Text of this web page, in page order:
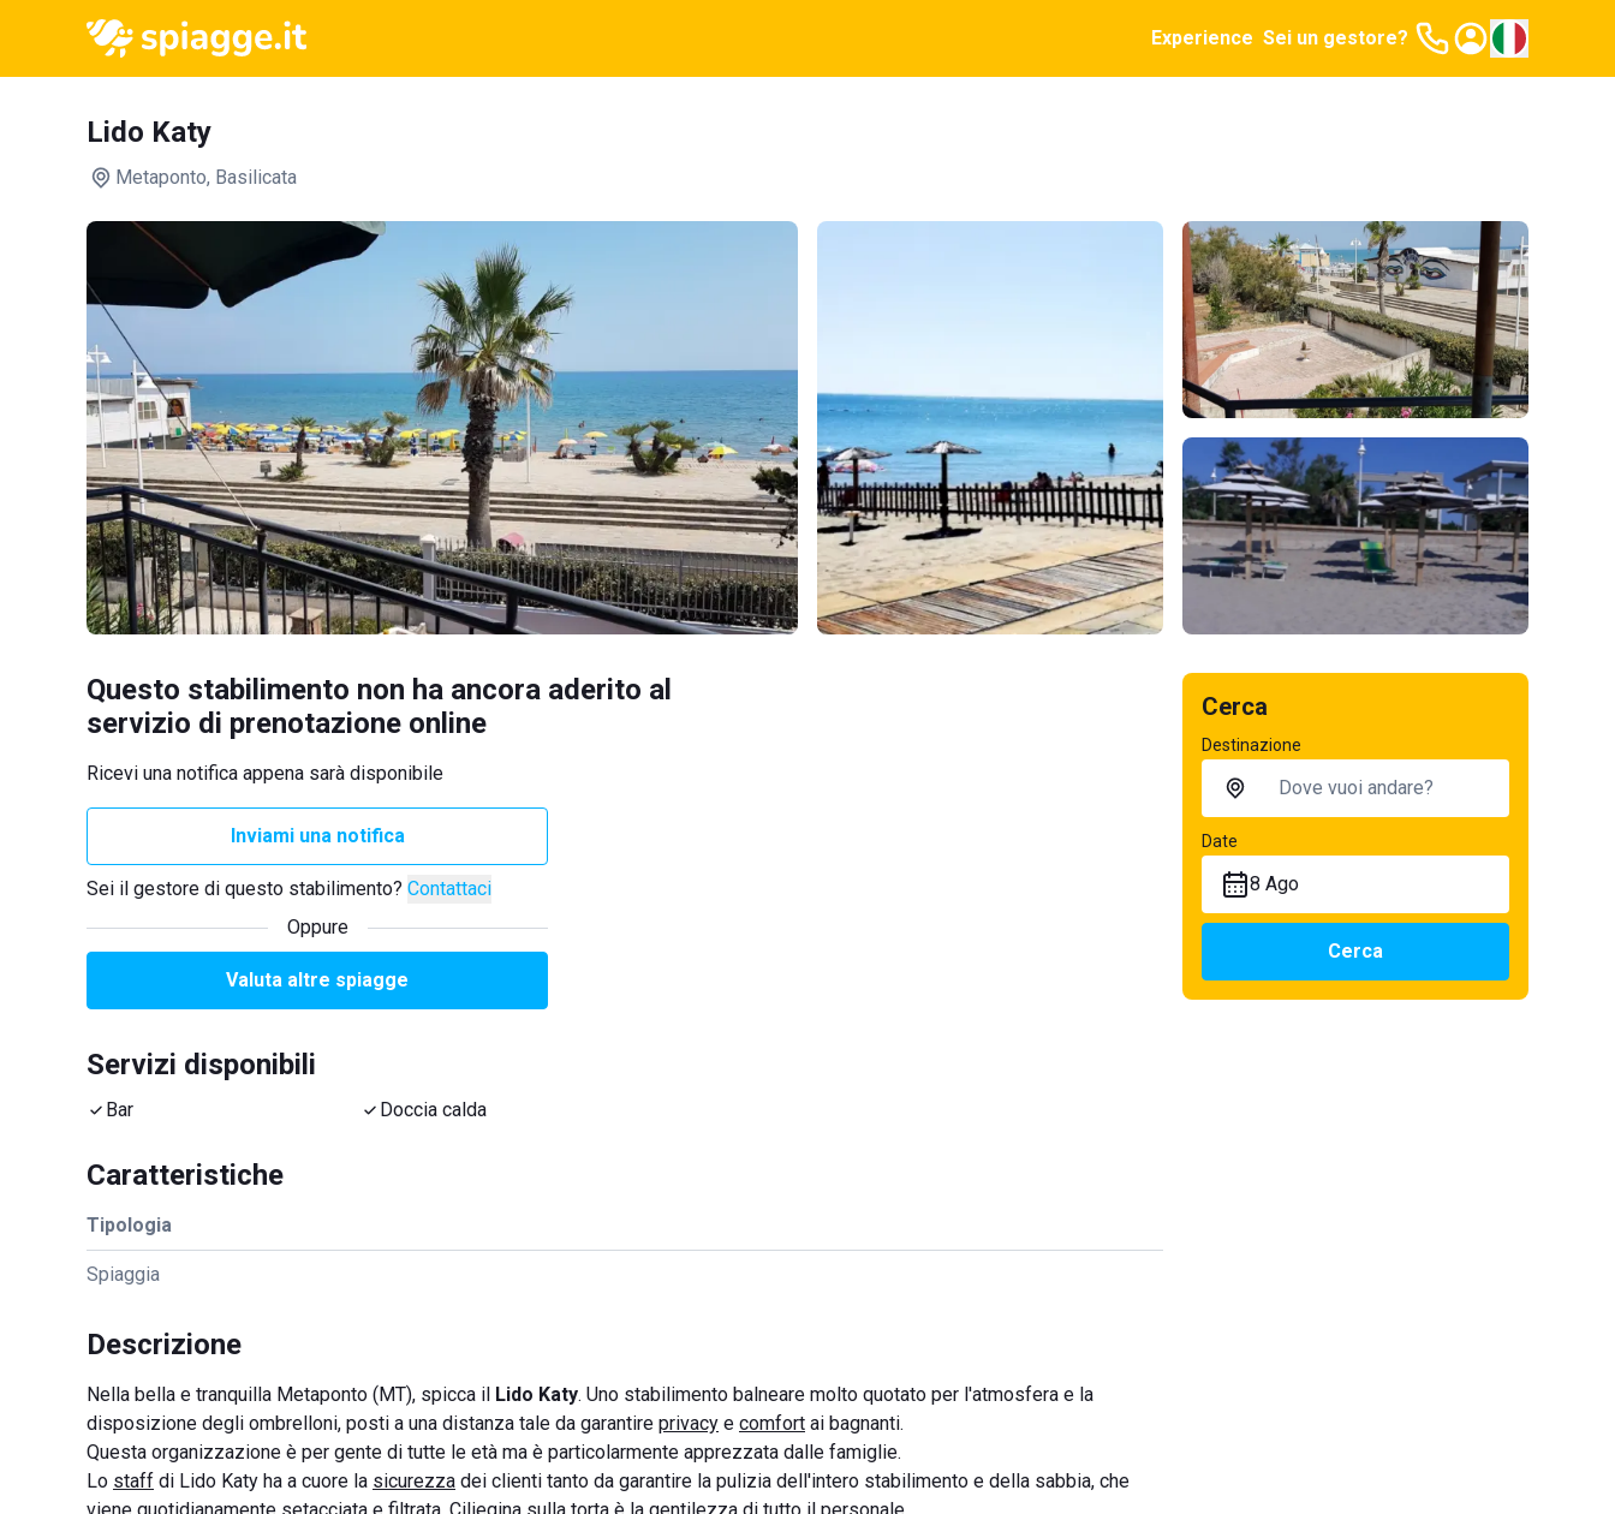
Experience Sei un gestore?
Lido Katy
Metaponto, Basilicata
Questo stabilimento non ha ancora aderito al
servizio di prenotazione online
Ricevi una notifica appena sarà disponibile
Inviami una notifica
Sei il gestore di questo stabilimento? Contattaci
Oppure
Valuta altre spiagge
Servizi disponibili
Bar Doccia calda
Caratteristiche
Tipologia
Spiaggia
Descrizione
Nella bella e tranquilla Metaponto (MT), spicca il Lido Katy. Uno stabilimento balneare molto quotato per l'atmosfera e la
disposizione degli ombrelloni, posti a una distanza tale da garantire privacy e comfort ai bagnanti.
Questa organizzazione è per gente di tutte le età ma è particolarmente apprezzata dalle famiglie.
Lo staff di Lido Katy ha a cuore la sicurezza dei clienti tanto da garantire la pulizia dell'intero stabilimento e della sabbia, che
Cerca
Destinazione
Date
8 Ago
Cerca